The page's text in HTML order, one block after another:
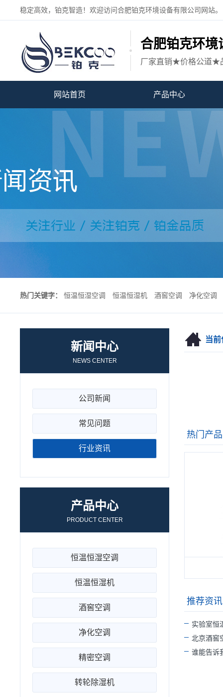
稳定高效，铂克智造！欢迎访问合肥铂克环境设备有限公司网站。
合肥铂克环境
厂家直销★价格公道★
网站首页 产品中心
热门关键字： 恒温恒湿空调 恒温恒湿机 酒窖空调 净化空调
当
热门产品
推荐资讯
实验室恒
北京酒窖
谁能告诉
新闻中心
NEWS CENTER
公司新闻
常见问题
行业资讯
产品中心
PRODUCT CENTER
恒温恒湿空调
恒温恒湿机
酒窖空调
净化空调
精密空调
转轮除湿机